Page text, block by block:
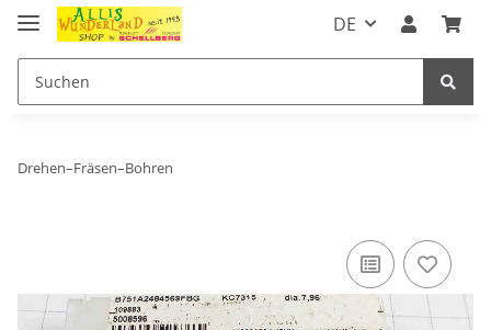
DE
Drehen–Fräsen–Bohren